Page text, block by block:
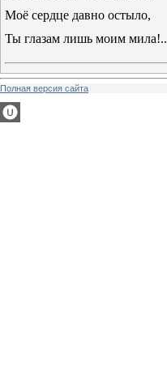
Моё сердце давно остыло,
Ты глазам лишь моим мила!..
Полная версия сайта